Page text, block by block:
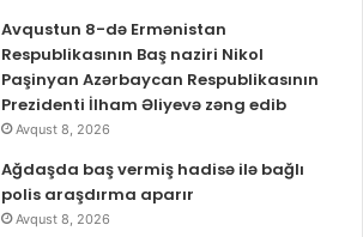
Avqustun 8-də Ermənistan
Respublikasının Baş naziri Nikol
Paşinyan Azərbaycan Respublikasının
Prezidenti İlham Əliyevə zəng edib
Avqust 8, 2026
Ağdaşda baş vermiş hadisə ilə bağlı
polis araşdırma aparır
Avqust 8, 2026